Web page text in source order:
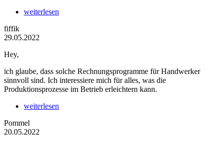
weiterlesen
fiffik
29.05.2022
Hey,
ich glaube, dass solche Rechnungsprogramme für Handwerker
sinnvoll sind. Ich interessiere mich für alles, was die
Produktionsprozesse im Betrieb erleichtern kann.
weiterlesen
Pommel
20.05.2022